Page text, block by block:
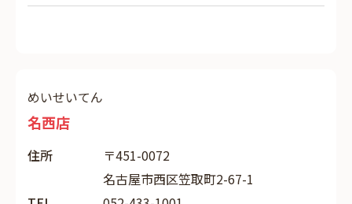
めいせいてん
名西店
住所
〒451-0072
名古屋市西区笠取町2-67-1